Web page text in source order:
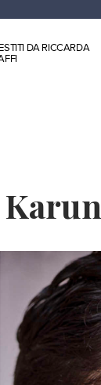
DA RICCARDA